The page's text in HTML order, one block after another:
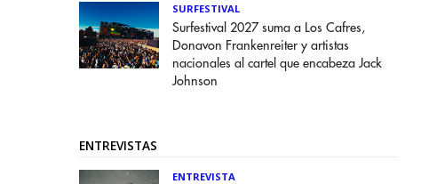
SURFESTIVAL
Surfestival 2027 suma a Los Cafres,
Donavon Frankenreiter y artistas
nacionales al cartel que encabeza Jack
Johnson
ENTREVISTAS
ENTREVISTA